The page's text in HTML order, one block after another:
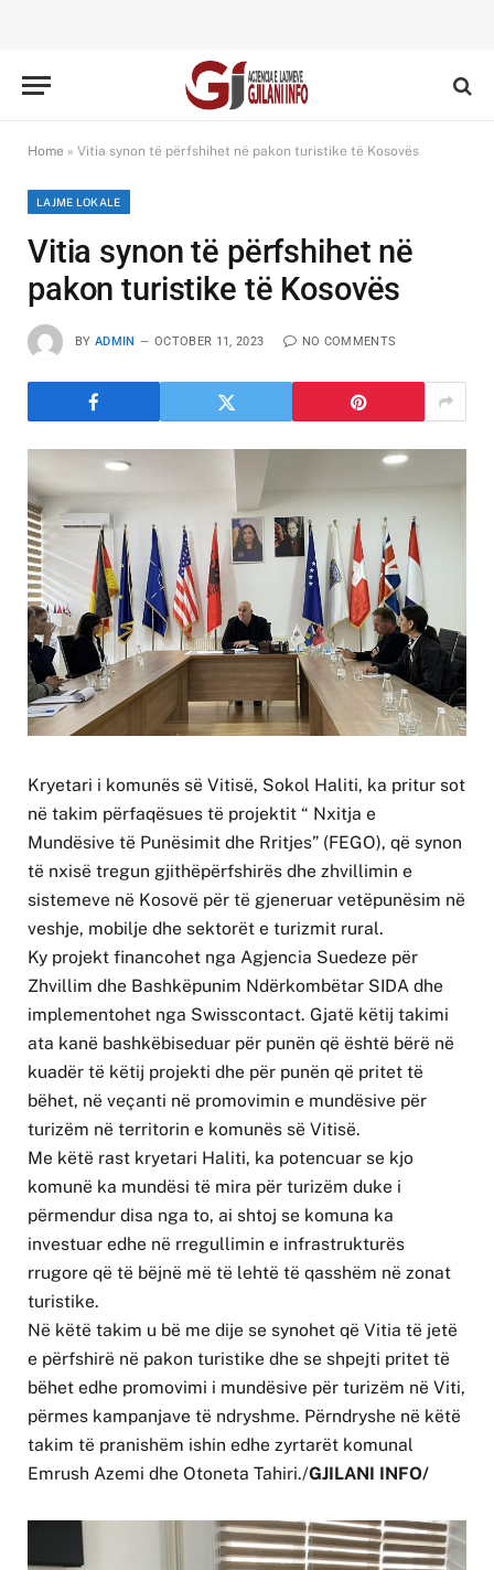
Home » Vitia synon të përfshihet në pakon turistike të Kosovës
LAJME LOKALE
Vitia synon të përfshihet në
pakon turistike të Kosovës
BY ADMIN OCTOBER 11, 2023 NO COMMENTS
Kryetari i komunës së Vitisë, Sokol Haliti, ka pritur sot
në takim përfaqësues të projektit “ Nxitja e
Mundësive të Punësimit dhe Rritjes” (FEGO), që synon
të nxisë tregun gjithëpërfshirës dhe zhvillimin e
sistemeve në Kosovë për të gjeneruar vetëpunësim në
veshje, mobilje dhe sektorët e turizmit rural.
Ky projekt financohet nga Agjencia Suedeze për
Zhvillim dhe Bashkëpunim Ndërkombëtar SIDA dhe
implementohet nga Swisscontact. Gjatë këtij takimi
ata kanë bashkëbiseduar për punën që është bërë në
kuadër të këtij projekti dhe për punën që pritet të
bëhet, në veçanti në promovimin e mundësive për
turizëm në territorin e komunës së Vitisë.
Me këtë rast kryetari Haliti, ka potencuar se kjo
komunë ka mundësi të mira për turizëm duke i
përmendur disa nga to, ai shtoj se komuna ka
investuar edhe në rregullimin e infrastrukturës
rrugore që të bëjnë më të lehtë të qasshëm në zonat
turistike.
Në këtë takim u bë me dije se synohet që Vitia të jetë
e përfshirë në pakon turistike dhe se shpejti pritet të
bëhet edhe promovimi i mundësive për turizëm në Viti,
përmes kampanjave të ndryshme. Përndryshe në këtë
takim të pranishëm ishin edhe zyrtarët komunal
Emrush Azemi dhe Otoneta Tahiri./GJILANI INFO/